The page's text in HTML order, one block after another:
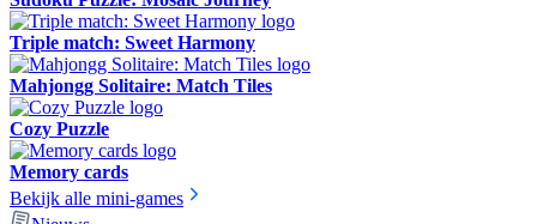
Triple match: Sweet Harmony
Mahjongg Solitaire: Match Tiles
Cozy Puzzle
Memory cards
Bekijk alle mini-games